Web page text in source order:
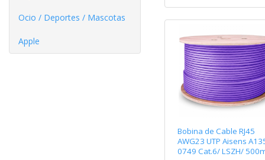
Ocio / Deportes / Mascotas
Apple
Bobina de Cable RJ45
AWG23 UTP Aisens
0749 Cat.6/ LSZH/